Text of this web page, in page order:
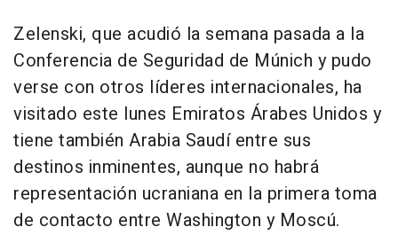
Zelenski, que acudió la semana pasada a la
Conferencia de Seguridad de Múnich y pudo
verse con otros líderes internacionales, ha
visitado este lunes Emiratos Árabes Unidos y
tiene también Arabia Saudí entre sus
destinos inminentes, aunque no habrá
representación ucraniana en la primera toma
de contacto entre Washington y Moscú.